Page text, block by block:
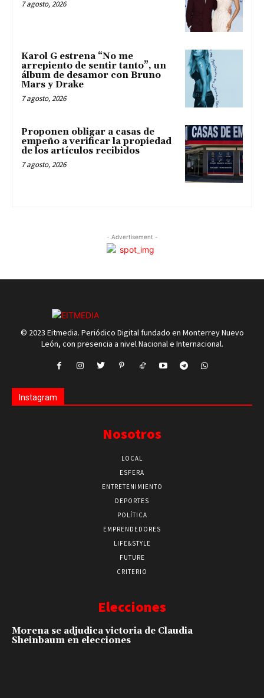
7 agosto, 2026
Karol G estrena “No me
arrepiento de sentir tanto”, un
álbum de desamor con Bruno
Mars y Drake
7 agosto, 2026
Proponen obligar a casas de
empeño a verificar la propiedad
de los artículos recibidos
7 agosto, 2026
- Advertisement -
© 2023 Eitmedia. Periódico Digital fundado en Monterrey Nuevo
León, con presencia a nivel Nacional e Internacional.
Instagram
Nosotros
LOCAL
ESFERA
ENTRETENIMIENTO
DEPORTES
POLÍTICA
EMPRENDEDORES
LIFE&STYLE
FUTURE
CRITERIO
Elecciones
Morena se adjudica victoria de Claudia
Sheinbaum en elecciones